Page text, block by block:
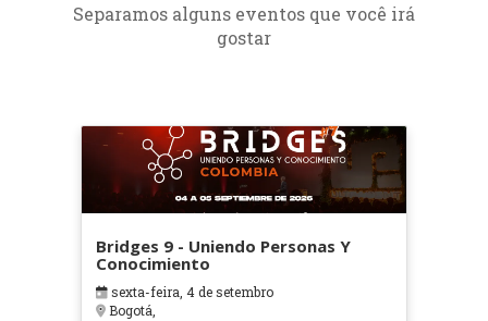
Separamos alguns eventos que você irá
gostar
Bridges 9 - Uniendo Personas Y
Conocimiento
sexta-feira, 4 de setembro
Bogotá,